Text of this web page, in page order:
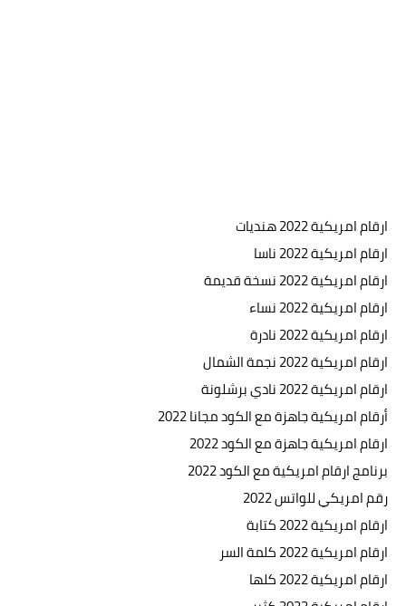
ارقام امريكية 2022 هنديات
ارقام امريكية 2022 ناسا
ارقام امريكية 2022 نسخة قديمة
ارقام امريكية 2022 نساء
ارقام امريكية 2022 نادرة
ارقام امريكية 2022 نجمة الشمال
ارقام امريكية 2022 نادي برشلونة
أرقام امريكية جاهزة مع الكود مجانا 2022
ارقام امريكية جاهزة مع الكود 2022
برنامج ارقام امريكية مع الكود 2022
رقم امريكي للواتس 2022
ارقام امريكية 2022 كتابة
ارقام امريكية 2022 كلمة السر
ارقام امريكية 2022 كلها